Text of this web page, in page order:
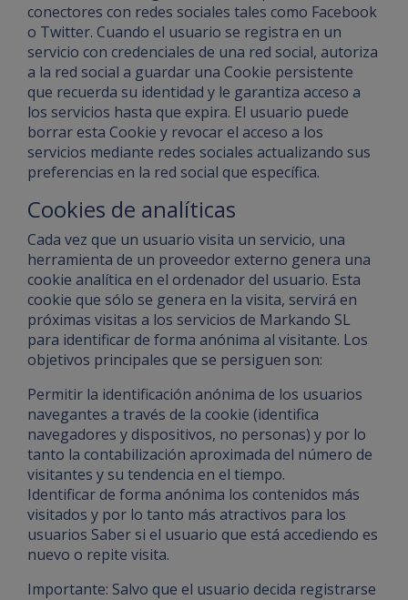
conectores con redes sociales tales como Facebook
o Twitter. Cuando el usuario se registra en un
servicio con credenciales de una red social, autoriza
a la red social a guardar una Cookie persistente
que recuerda su identidad y le garantiza acceso a
los servicios hasta que expira. El usuario puede
borrar esta Cookie y revocar el acceso a los
servicios mediante redes sociales actualizando sus
preferencias en la red social que específica.
Cookies de analíticas
Cada vez que un usuario visita un servicio, una
herramienta de un proveedor externo genera una
cookie analítica en el ordenador del usuario. Esta
cookie que sólo se genera en la visita, servirá en
próximas visitas a los servicios de Markando SL
para identificar de forma anónima al visitante. Los
objetivos principales que se persiguen son:
Permitir la identificación anónima de los usuarios
navegantes a través de la cookie (identifica
navegadores y dispositivos, no personas) y por lo
tanto la contabilización aproximada del número de
visitantes y su tendencia en el tiempo.
Identificar de forma anónima los contenidos más
visitados y por lo tanto más atractivos para los
usuarios Saber si el usuario que está accediendo es
nuevo o repite visita.
Importante: Salvo que el usuario decida registrarse